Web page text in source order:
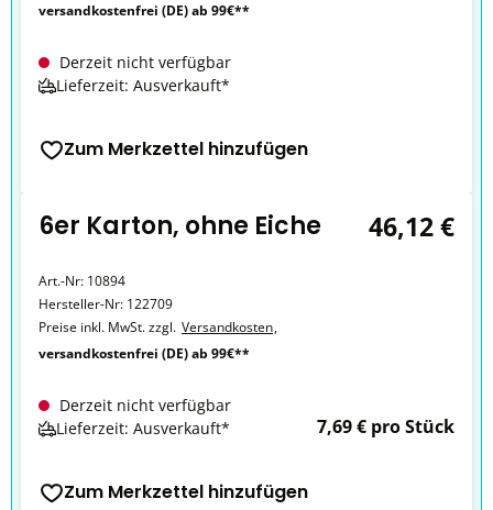
versandkostenfrei (DE) ab 99€**
Derzeit nicht verfügbar
Lieferzeit: Ausverkauft*
Zum Merkzettel hinzufügen
6er Karton, ohne Eiche 46,12 €
Art.-Nr: 10894
Hersteller-Nr: 122709
Preise inkl. MwSt. zzgl. Versandkosten,
versandkostenfrei (DE) ab 99€**
Derzeit nicht verfügbar
Lieferzeit: Ausverkauft*
7,69 € pro Stück
Zum Merkzettel hinzufügen